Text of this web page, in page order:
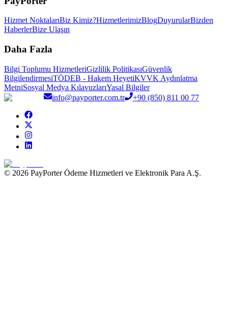
Hizmet NoktalarıBiz Kimiz?HizmetlerimizBlogDuyurularBizden
HaberlerBize Ulaşın
Daha Fazla
Bilgi Toplumu HizmetleriGizlilik PolitikasıGüvenlik
BilgilendirmesiTÖDEB - Hakem HeyetiKVVK Aydınlatma
MetniSosyal Medya KılavuzlarıYasal Bilgiler
info@payporter.com.tr
+90 (850) 811 00 77
© 2026 PayPorter Ödeme Hizmetleri ve Elektronik Para A.Ş.